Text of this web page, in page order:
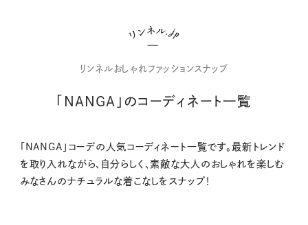
リンネルおしゃれファッションスナップ
「NANGA」のコーディネート一覧
「NANGA」コーデの人気コーディネート一覧です。最新トレンド
を取り入れながら、自分らしく、素敵な大人のおしゃれを楽しむ
みなさんのナチュラルな着こなしをスナップ！